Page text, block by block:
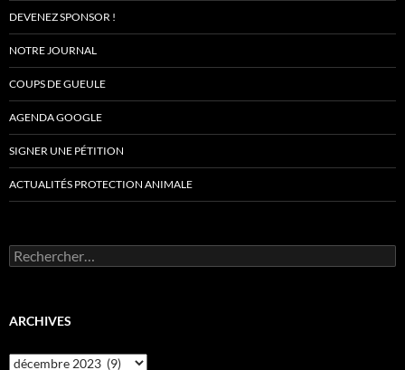
DEVENEZ SPONSOR !
NOTRE JOURNAL
COUPS DE GUEULE
AGENDA GOOGLE
SIGNER UNE PÉTITION
ACTUALITÉS PROTECTION ANIMALE
Rechercher :
ARCHIVES
Archives